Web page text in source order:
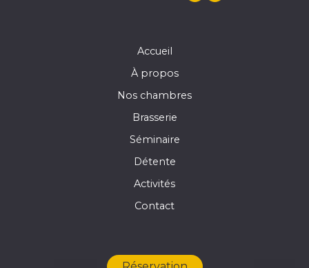
Accueil
À propos
Nos chambres
Brasserie
Séminaire
Détente
Activités
Contact